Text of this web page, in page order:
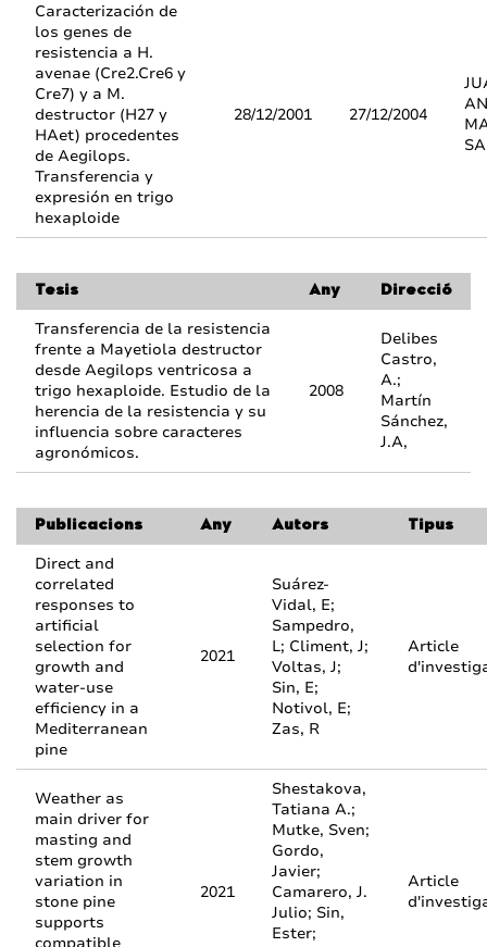
Caracterización de
los genes de
resistencia a H.
avenae (Cre2.Cre6 y
Cre7) y a M.
destructor (H27 y
HAet) procedentes
de Aegilops.
Transferencia y
expresión en trigo
hexaploide
28/12/2001 27/12/2004
Tesis Any Direcció
Transferencia de la resistencia
frente a Mayetiola destructor
desde Aegilops ventricosa a
trigo hexaploide. Estudio de la
herencia de la resistencia y su
influencia sobre caracteres
agronómicos.
2008
Delibes
Castro,
A.;
Martín
Sánchez,
J.A,
Publicacions Any Autors Tipus
Direct and
correlated
responses to
artificial
selection for
growth and
water-use
efficiency in a
Mediterranean
pine
2021
Suárez-
Vidal, E;
Sampedro,
L; Climent, J;
Voltas, J;
Sin, E;
Notivol, E;
Zas, R
Article
Weather as
main driver for
masting and
stem growth
variation in
stone pine
supports
2021
Shestakova,
Tatiana A.;
Mutke, Sven;
Gordo,
Javier;
Camarero, J.
Julio; Sin,
Ester;
Article